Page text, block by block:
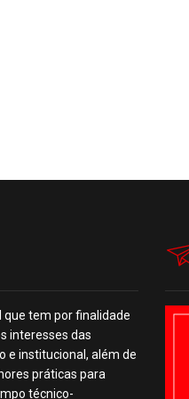
que tem por finalidade
interesses das
e institucional, além de
práticas para
técnico-